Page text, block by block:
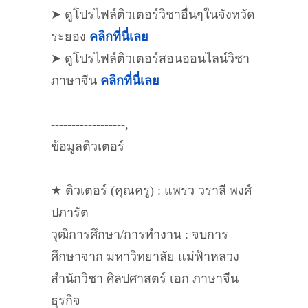
➤ ดูโปรไฟล์ติวเตอร์วิชาอื่นๆในจังหวัด
ระยอง คลิกที่นี่เลย
➤ ดูโปรไฟล์ติวเตอร์สอนออนไลน์วิชา
ภาษาจีน คลิกที่นี่เลย
------------------,
ข้อมูลติวเตอร์
★ ติวเตอร์ (คุณครู) : แพรว วราลี พงศ์
ปภารัต
วุฒิการศึกษา/การทำงาน : จบการ
ศึกษาจาก มหาวิทยาลัย แม่ฟ้าหลวง
สำนักวิชา ศิลปศาสตร์ เอก ภาษาจีน
ธุรกิจ